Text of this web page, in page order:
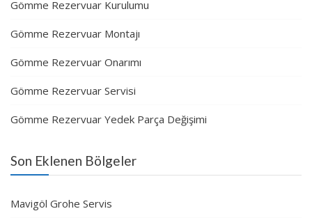
Gömme Rezervuar Kurulumu
Gömme Rezervuar Montajı
Gömme Rezervuar Onarımı
Gömme Rezervuar Servisi
Gömme Rezervuar Yedek Parça Değişimi
Son Eklenen Bölgeler
Mavigöl Grohe Servis